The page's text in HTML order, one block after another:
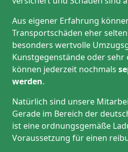
Aus eigener Erfahrung
Transportschäden eher
besonders wertvolle
Kunstgegenstände oder sehr
können jederzeit nochmals
werden.
Natürlich sind unsere
Gerade im Bereich der
ist eine ordnungsgemäße
Voraussetzung für einen